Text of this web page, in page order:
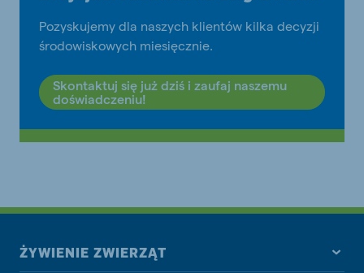
Pozyskujemy dla naszych klientów kilka decyzji
środowiskowych miesięcznie.
Skontaktuj się już dziś i zaufaj naszemu
doświadczeniu!
ŻYWIENIE ZWIERZĄT